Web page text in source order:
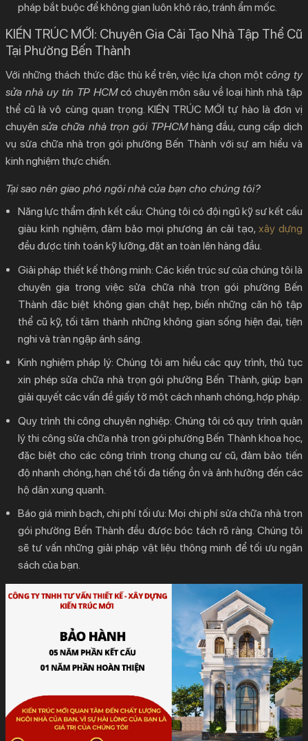
pháp bắt buộc để không gian luôn khô ráo, tránh ẩm mốc.
KIẾN TRÚC MỚI: Chuyên Gia Cải Tạo Nhà Tập Thể Cũ
Tại Phường Bến Thành
Với những thách thức đặc thù kể trên, việc lựa chọn mộtcông ty
sửa nhà uy tín TP HCMcó chuyên môn sâu về loại hình nhà tập
thể cũ là vô cùng quan trọng. KIẾN TRÚC MỚI tự hào là đơn vị
chuyênsửa chữa nhà trọn gói TPHCMhàng đầu, cung cấp dịch
vụ sửa chữa nhà trọn gói phường Bến Thành với sự am hiểu và
kinh nghiệm thực chiến.
Tại sao nên giao phó ngôi nhà của bạn cho chúng tôi?
Năng lực thẩm định kết cấu: Chúng tôi có đội ngũ kỹ sư kết cấu
giàu kinh nghiệm, đảm bảo mọi phương án cải tạo, xây dựng
đều được tính toán kỹ lưỡng, đặt an toàn lên hàng đầu.
Giải pháp thiết kế thông minh: Các kiến trúc sư của chúng tôi là
chuyên gia trong việcsửa chữa nhà trọn gói phường Bến
Thành đặc biệt không gian chật hẹp, biến những căn hộ tập
thể cũ kỹ, tối tăm thành những không gian sống hiện đại, tiện
nghi và tràn ngập ánh sáng.
Kinh nghiệm pháp lý: Chúng tôi am hiểu các quy trình, thủ tục
xin phépsửa chữa nhà trọn gói phường Bến Thành, giúp bạn
giải quyết các vấn đề giấy tờ một cách nhanh chóng, hợp pháp.
Quy trình thi công chuyên nghiệp: Chúng tôi có quy trình quản
lý thi công sửa chữa nhà trọn gói phường Bến Thành khoa học,
đặc biệt cho các công trình trong chung cư cũ, đảm bảo tiến
độ nhanh chóng, hạn chế tối đa tiếng ồn và ảnh hưởng đến các
hộ dân xung quanh.
Báo giá minh bạch, chi phí tối ưu: Mọi chi phísửa chữa nhà trọn
gói phường Bến Thànhđều được bóc tách rõ ràng. Chúng tôi
sẽ tư vấn những giải pháp vật liệu thông minh để tối ưu ngân
sách của bạn.